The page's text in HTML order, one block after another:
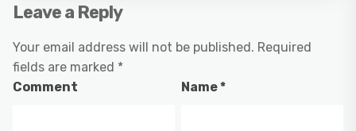
Leave a Reply
Your email address will not be published. Required
fields are marked *
Comment
Name*